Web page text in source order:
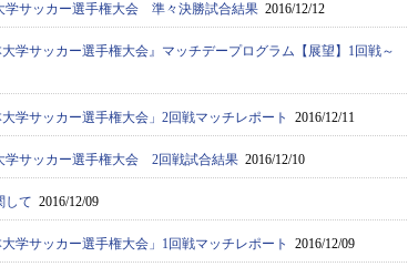
学サッカー選手権大会 準々決勝試合結果 2016/12/12
大学サッカー選手権大会』マッチデープログラム【展望】1回戦～
大学サッカー選手権大会」2回戦マッチレポート 2016/12/11
学サッカー選手権大会 2回戦試合結果 2016/12/10
して 2016/12/09
大学サッカー選手権大会」1回戦マッチレポート 2016/12/09